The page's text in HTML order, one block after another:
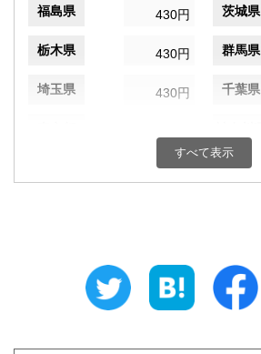
福島県 430円 茨城県
栃木県 430円 群馬県
埼玉県 430円 千葉県
430円 富山県
430円 静岡県
すべて表示